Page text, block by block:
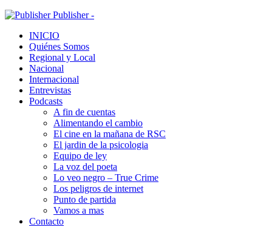
Publisher -
INICIO
Quiénes Somos
Regional y Local
Nacional
Internacional
Entrevistas
Podcasts
A fin de cuentas
Alimentando el cambio
El cine en la mañana de RSC
El jardin de la psicologia
Equipo de ley
La voz del poeta
Lo veo negro – True Crime
Los peligros de internet
Punto de partida
Vamos a mas
Contacto